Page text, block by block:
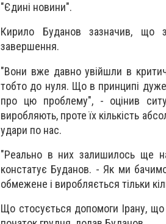
"Єдині новини".
Кирило Буданов зазначив, що
завершення.
"Вони вже давно увійшли в
тобто до нуля. Що в принципі дуже
про цю проблему", - оцінив
виробляють, проте їх кількість
удари по нас.
"Реально в них залишилось ще
констатує Буданов. - Як ми
обмежене і виробляється тільки
Що стосується допомоги Ірану, що